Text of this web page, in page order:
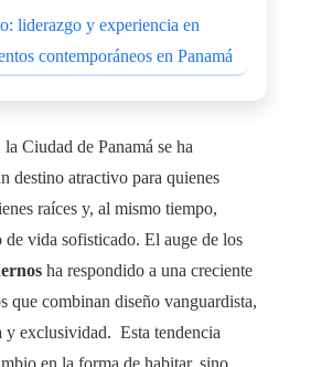
liderazgo y experiencia en
contemporáneos en Panamá
Ciudad de Panamá se ha
destino atractivo para quienes
raíces y, al mismo tiempo,
vida sofisticado. El auge de los
ha respondido a una creciente
que combinan diseño vanguardista,
y exclusividad. Esta tendencia
en la forma de habitar, sino